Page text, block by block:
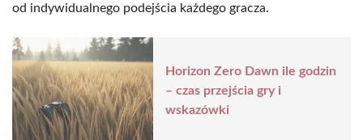
od indywidualnego podejścia każdego gracza.
Horizon Zero Dawn ile godzin
– czas przejścia gry i
wskazówki